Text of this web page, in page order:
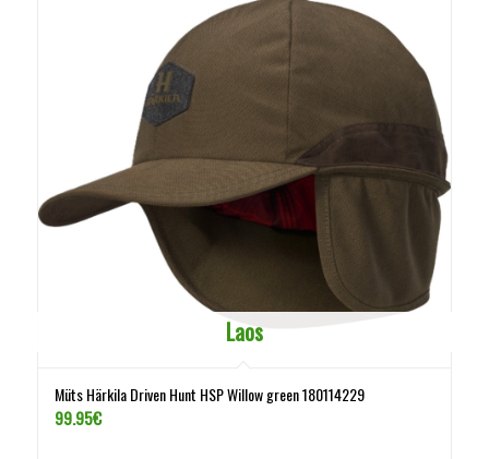
Laos
Müts Härkila Driven Hunt HSP Willow green 180114229
99.95€